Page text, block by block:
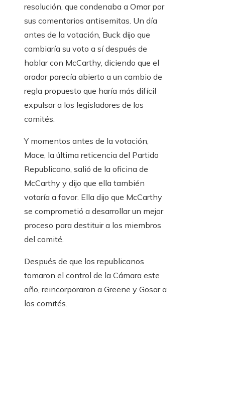
resolución, que condenaba a Omar por
sus comentarios antisemitas. Un día
antes de la votación, Buck dijo que
cambiaría su voto a sí después de
hablar con McCarthy, diciendo que el
orador parecía abierto a un cambio de
regla propuesto que haría más difícil
expulsar a los legisladores de los
comités.
Y momentos antes de la votación,
Mace, la última reticencia del Partido
Republicano, salió de la oficina de
McCarthy y dijo que ella también
votaría a favor. Ella dijo que McCarthy
se comprometió a desarrollar un mejor
proceso para destituir a los miembros
del comité.
Después de que los republicanos
tomaron el control de la Cámara este
año, reincorporaron a Greene y Gosar a
los comités.